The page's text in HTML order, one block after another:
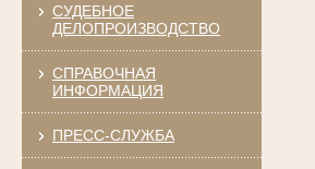
СУДЕБНОЕ
ДЕЛОПРОИЗВОДСТВО
СПРАВОЧНАЯ
ИНФОРМАЦИЯ
ПРЕСС-СЛУЖБА